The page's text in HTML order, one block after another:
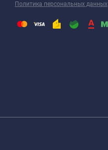
Политика персональных данных